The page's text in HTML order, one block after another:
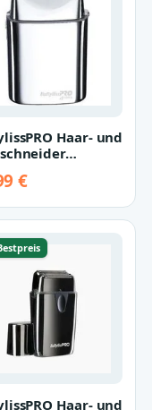
Haar- und
Foil S…
€
Haar- und